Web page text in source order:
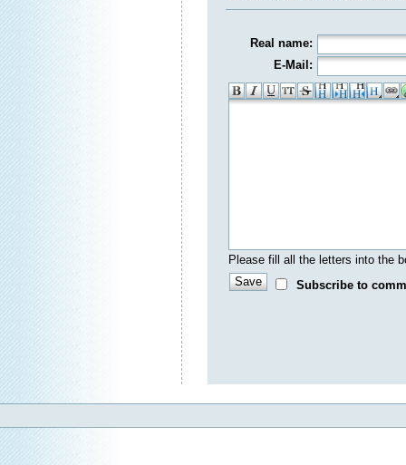
Real name:
E-Mail:
Please fill all the letters into the
Subscribe to